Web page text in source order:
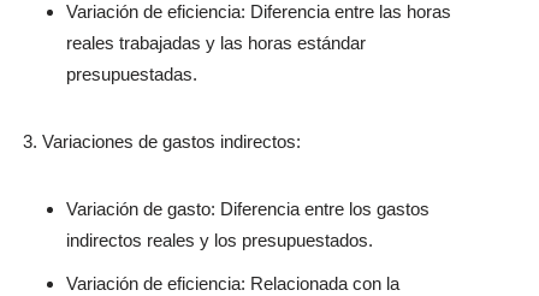
Variación de eficiencia: Diferencia entre las horas
reales trabajadas y las horas estándar
presupuestadas.
Variaciones de gastos indirectos:
Variación de gasto: Diferencia entre los gastos
indirectos reales y los presupuestados.
Variación de eficiencia: Relacionada con la